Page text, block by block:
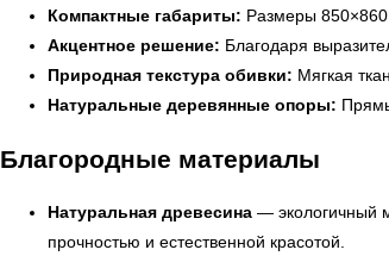
Компактные габариты: Размеры
Акцентное решение: Благодаря
Природная текстура обивки: Мягкая
Натуральные деревянные опоры:
Благородные материалы
Натуральная древесина — экологичный
прочностью и естественной красотой.